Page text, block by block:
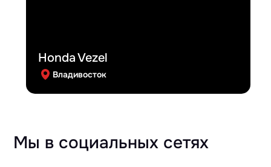
Honda Vezel
Владивосток
Мы в социальных сетях